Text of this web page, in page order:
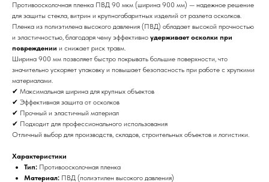
Противоосколочная пленка ПВД 90 мкм (ширина 900 мм) — надежное решение
для защиты стекла, витрин и крупногабаритных изделий от разлета осколков.
Пленка из полиэтилена высокого давления (ПВД) обладает высокой прочностью
и эластичностью, благодаря чему эффективно удерживает осколки при
повреждении и снижает риск травм.
Ширина 900 мм позволяет быстро покрывать большие поверхности, что
значительно ускоряет упаковку и повышает безопасность при работе с хрупкими
материалами.
✔ Максимальная ширина для крупных объектов
✔ Эффективная защита от осколков
✔ Прочный и эластичный материал
✔ Подходит для профессионального использования
Отличный выбор для производств, складов, строительных объектов и логистики.
Характеристики
Тип: Противоосколочная пленка
Материал: ПВД (полиэтилен высокого давления)